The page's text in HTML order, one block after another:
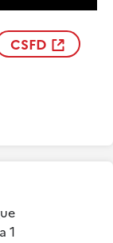
CSFD
1